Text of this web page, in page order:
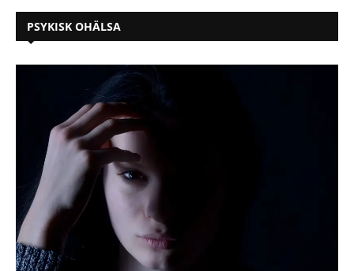
PSYKISK OHÄLSA